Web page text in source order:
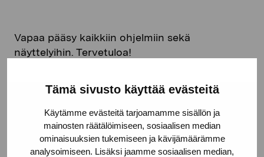
Tämä sivusto käyttää evästeitä
Käytämme evästeitä tarjoamamme sisällön ja
mainosten räätälöimiseen, sosiaalisen median
ominaisuuksien tukemiseen ja kävijämäärämme
analysoimiseen. Lisäksi jaamme sosiaalisen median,
Galleria Elverket ja Raaseporin museo
Tammisaaren kulttuurikorttelissa, Museokatu 6-8
Vapaa pääsy kaikkiin ohjelmiin sekä
näyttelyihin. Tervetuloa!